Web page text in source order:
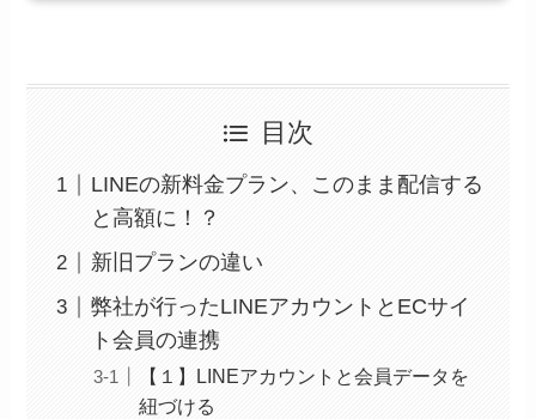
目次
LINEの新料金プラン、このまま配信する
と高額に！？
新旧プランの違い
弊社が行ったLINEアカウントとECサイ
ト会員の連携
【１】LINEアカウントと会員データを
紐づける